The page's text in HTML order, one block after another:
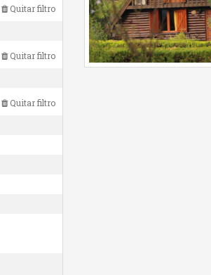
Quitar filtro
Quitar filtro
Quitar filtro